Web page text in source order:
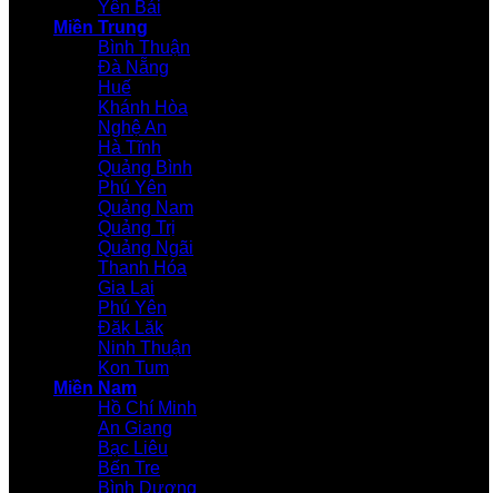
Yên Bái
Miền Trung
Bình Thuận
Đà Nẵng
Huế
Khánh Hòa
Nghệ An
Hà Tĩnh
Quảng Bình
Phú Yên
Quảng Nam
Quảng Trị
Quảng Ngãi
Thanh Hóa
Gia Lai
Phú Yên
Đăk Lăk
Ninh Thuận
Kon Tum
Miền Nam
Hồ Chí Minh
An Giang
Bạc Liêu
Bến Tre
Bình Dương